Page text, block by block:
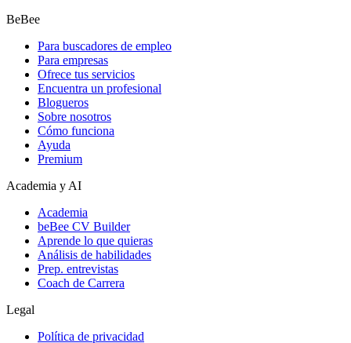
BeBee
Para buscadores de empleo
Para empresas
Ofrece tus servicios
Encuentra un profesional
Blogueros
Sobre nosotros
Cómo funciona
Ayuda
Premium
Academia y AI
Academia
beBee CV Builder
Aprende lo que quieras
Análisis de habilidades
Prep. entrevistas
Coach de Carrera
Legal
Política de privacidad